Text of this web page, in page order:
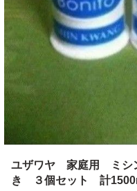
ユザワヤ 家庭用 ミ
き ３個セット 計